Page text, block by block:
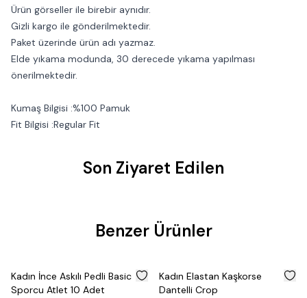
Ürün görseller ile birebir aynıdır.
Gizli kargo ile gönderilmektedir.
Paket üzerinde ürün adı yazmaz.
Elde yıkama modunda, 30 derecede yıkama yapılması
önerilmektedir.
Kumaş Bilgisi :%100 Pamuk
Fit Bilgisi :Regular Fit
Son Ziyaret Edilen
Benzer Ürünler
50
Kadın İnce Askılı Pedli Basic
Sporcu Atlet 10 Adet
50
Kadın Elastan Kaşkorse
Dantelli Crop